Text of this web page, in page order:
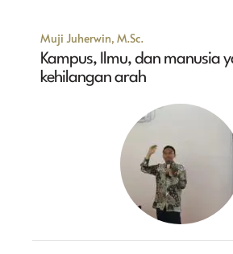
Muji Juherwin, M.Sc.
Kampus, Ilmu, dan manusia
kehilangan arah